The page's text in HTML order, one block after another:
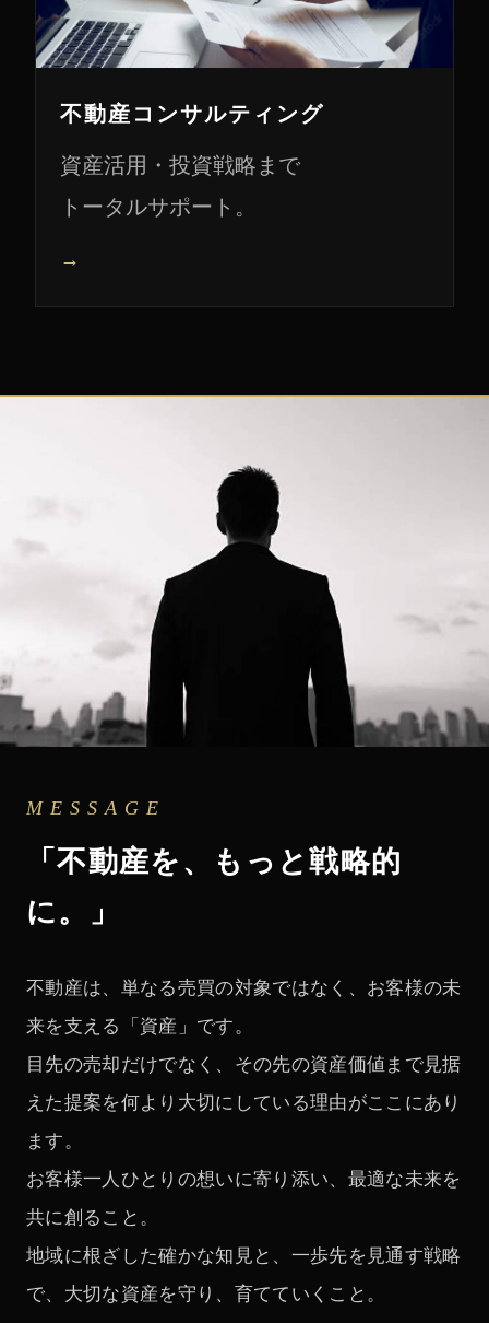
不動産コンサルティング
資産活用・投資戦略まで
トータルサポート。
→
MESSAGE
「不動産を、もっと戦略的
に。」
不動産は、単なる売買の対象ではなく、お客様の未
来を支える「資産」です。
目先の売却だけでなく、その先の資産価値まで見据
えた提案を何より大切にしている理由がここにあり
ます。
お客様一人ひとりの想いに寄り添い、最適な未来を
共に創ること。
地域に根ざした確かな知見と、一歩先を見通す戦略
で、大切な資産を守り、育てていくこと。